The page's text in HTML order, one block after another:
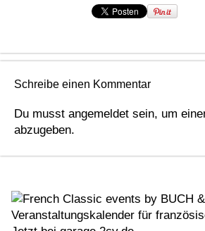
Schreibe einen Kommentar
Du musst angemeldet sein, um
abzugeben.